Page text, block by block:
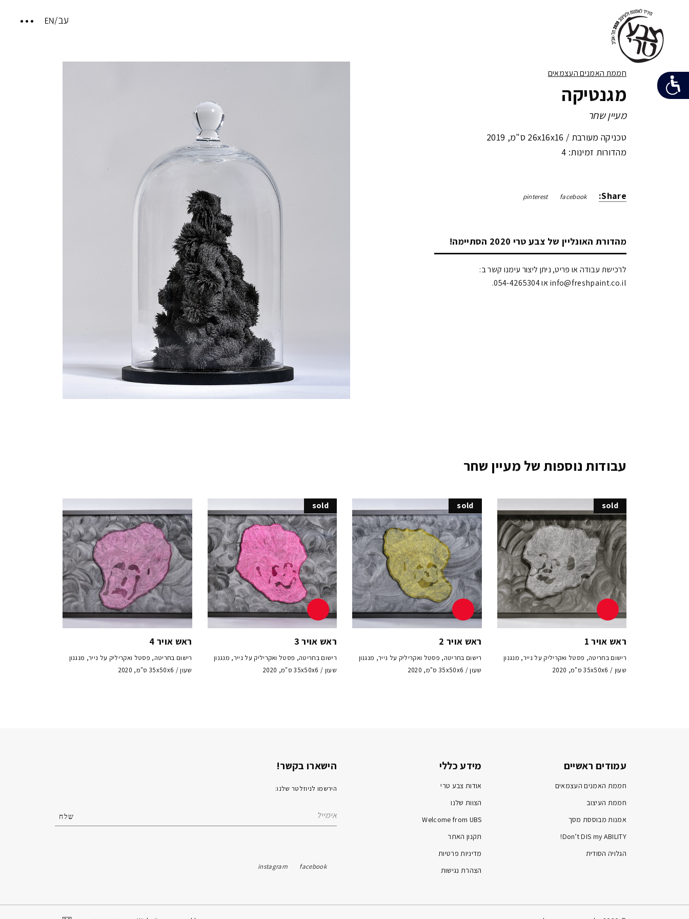
חממת האמנים העצמאים
מגנטיקה
מעיין שחר
טכניקה מעורבת / 26x16x16 ס"מ ,
מהדורות זמינות: 4
Share:
facebook
pinterest
מהדורת האונליין של צבע טרי 2020 הסתיימה!
לרכישת עבודה או פריט, ניתן ליצור עימנו קשר ב:
info@freshpaint.co.il‏ או 054-4265304.
עבודות נוספות של מעיין שחר
sold
ראש אויר 1
רישום בחריטה, פסטל ואקריליק על נייר, מנגנון
שעון / 35x50x6 ס"מ, 2020
sold
ראש אויר 2
רישום בחריטה, פסטל ואקריליק על נייר, מנגנון
שעון / 35x50x6 ס"מ, 2020
sold
ראש אויר 3
רישום בחריטה, פסטל ואקריליק על נייר, מנגנון
שעון / 35x50x6 ס"מ, 2020
ראש אויר 4
רישום בחריטה, פסטל ואקריליק על נייר, מנגנון
שעון / 35x50x6 ס"מ, 2020
עמודים ראשיים
חממת האמנים העצמאים
חממת העיצוב
אמנות מבוססת מסך
Don’t DIS my ABILITY!
הגלויה הסודית
מידע כללי
אודות צבע טרי
הצוות שלנו
Welcome from UBS
תקנון האתר
מדיניות פרטיות
הצהרת נגישות
הישארו בקשר!
הירשמו לניוזלטר שלנו:
facebook
instagram